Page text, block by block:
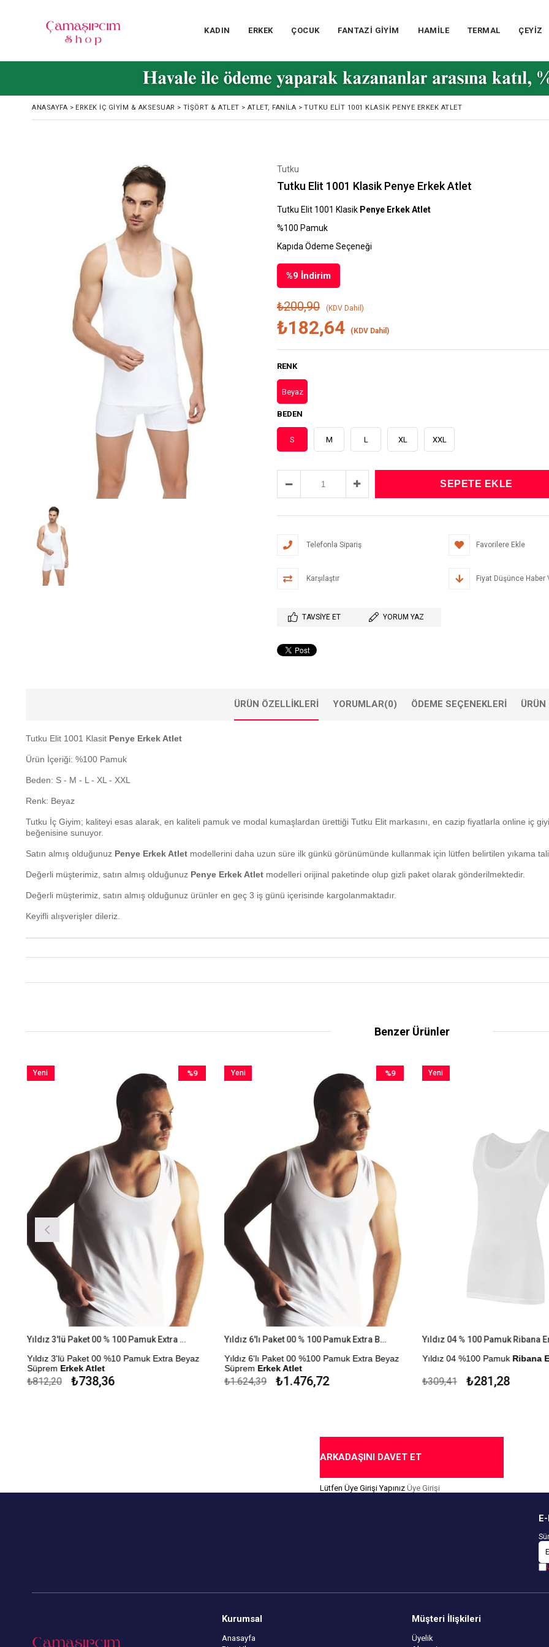
KADIN ERKEK ÇOCUK FANTAZİ GİYİM HAMİLE TERMAL ÇEYİZ
ANASAYFA > ERKEK İÇ GIYIM & AKSESUAR > TIŞÖRT & ATLET > ATLET, FANILA > TUTKU ELIT 1001 KLASIK PENYE ERKEK ATLET
Tutku
Tutku Elit 1001 Klasik Penye Erkek Atlet
Tutku Elit 1001 Klasik Penye Erkek Atlet
%100 Pamuk
Kapıda Ödeme Seçeneği
%9 İndirim
₺200,90 (KDV Dahil)
₺182,64 (KDV Dahil)
RENK
Beyaz
BEDEN
S M L XL XXL
Telefonla Sipariş Favorilere Ekle
Karşılaştır Fiyat Düşünce Haber
TAVSIYE ET YORUM YAZ
ÜRÜN ÖZELLIKLERI YORUMLAR(0) ÖDEME SEÇENEKLERI ÜRÜN
Tutku Elit 1001 Klasit Penye Erkek Atlet
Ürün İçeriği: %100 Pamuk
Beden: S - M - L - XL - XXL
Renk: Beyaz
Tutku İç Giyim; kaliteyi esas alarak, en kaliteli pamuk ve modal kumaşlardan ürettiği Tutku Elit markasını, en cazip fiyatlarla online iç
beğenisine sunuyor.
Satın almış olduğunuz Penye Erkek Atlet modellerini daha uzun süre ilk günkü görünümünde kullanmak için lütfen belirtilen yıkama
Değerli müşterimiz, satın almış olduğunuz Penye Erkek Atlet modelleri orijinal paketinde olup gizli paket olarak gönderilmektedir.
Değerli müşterimiz, satın almış olduğunuz ürünler en geç 3 iş günü içerisinde kargolanmaktadır.
Keyifli alışverişler dileriz.
Benzer Ürünler
Yıldız 3'lü Paket 00 % 100 Pamuk Extra Beyaz Süprem Erkek Atlet
Yıldız 3'lü Paket 00 %10 Pamuk Extra Beyaz
Süprem Erkek Atlet
Çekmezlik Sanfor Testi Yapılmıştır.
₺738,36
₺812,20
%9
Yeni
Yıldız 6'lı Paket 00 % 100 Pamuk Extra Beyaz Süprem Erkek Atlet
Yıldız 6'lı Paket 00 %100 Pamuk Extra Beyaz
Süprem Erkek Atlet
Çekmezlik Sanfor Testi Yapılmıştır.
₺1.476,72
₺1.624,39
%9
Yeni
Yıldız 04 % 100 Pamuk Ribana
Yıldız 04 %100 Pamuk Ribana
Çekmezlik Sanfor Testi
₺281,28
₺309,41
Yeni
ARKADAŞINI DAVET ET
Lütfen Üye Girişi Yapınız Üye Girişi
Kurumsal
Anasayfa
Müşteri İlişkileri
Üyelik